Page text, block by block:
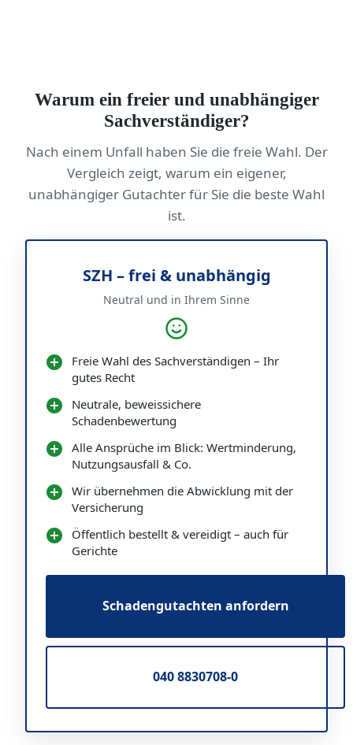
Warum ein freier und unabhängiger
Sachverständiger?
Nach einem Unfall haben Sie die freie Wahl. Der
Vergleich zeigt, warum ein eigener,
unabhängiger Gutachter für Sie die beste Wahl
ist.
SZH – frei & unabhängig
Neutral und in Ihrem Sinne
Freie Wahl des Sachverständigen – Ihr
gutes Recht
Neutrale, beweissichere
Schadenbewertung
Alle Ansprüche im Blick: Wertminderung,
Nutzungsausfall & Co.
Wir übernehmen die Abwicklung mit der
Versicherung
Öffentlich bestellt & vereidigt – auch für
Gerichte
Schadengutachten anfordern
040 8830708-0